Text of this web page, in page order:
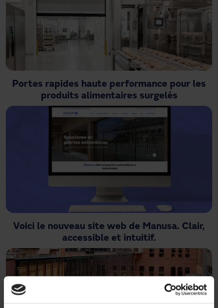
Portes rapides haute performance pour les
produits alimentaires surgelés
Voici le nouveau site web de Manusa. Clair,
accessible et intuitif.